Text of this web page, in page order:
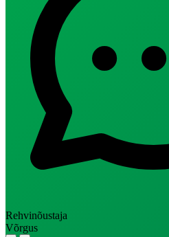
Rehvinõustaja
Võrgus